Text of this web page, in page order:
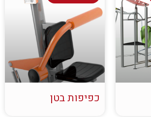
כפיפות בטן